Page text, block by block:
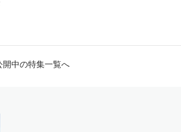
開中の特集一覧へ